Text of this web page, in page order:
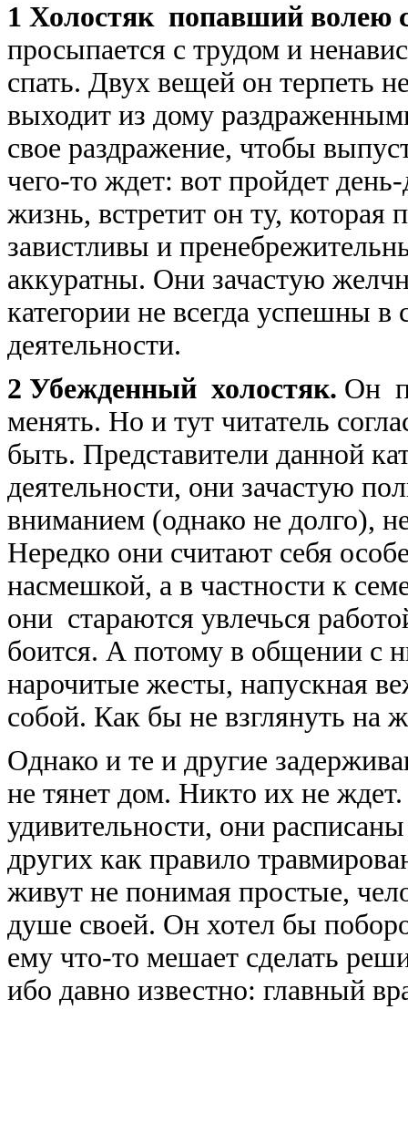
1 Холостяк попавший волею
просыпается с трудом и
спать. Двух вещей он терпеть
выходит из дому
свое раздражение, чтобы
чего-то ждет: вот пройдет
жизнь, встретит он ту,
завистливы и
аккуратны. Они зачастую
категории не всегда успешны
деятельности.
2 Убежденный холостяк. Он
менять. Но и тут читатель
быть. Представители данной
деятельности, они зачастую
вниманием (однако не долго),
Нередко они считают себя
насмешкой, а в частности к
они стараются увлечься
боится. А потому в общении с
нарочитые жесты, напускная
собой. Как бы не взглянуть на
Однако и те и другие
не тянет дом. Никто их не
удивительности, они
других как правило
живут не понимая простые,
душе своей. Он хотел бы
ему что-то мешает сделать
ибо давно известно: главный